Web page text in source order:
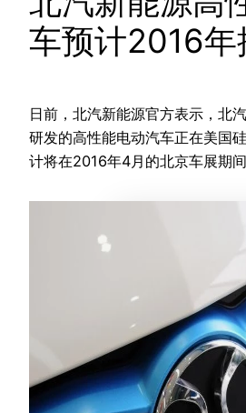
车预计2016年
日前，北汽新能源官方表示，北
研发的高性能电动汽车正在美国
计将在2016年4月的北京车展期间